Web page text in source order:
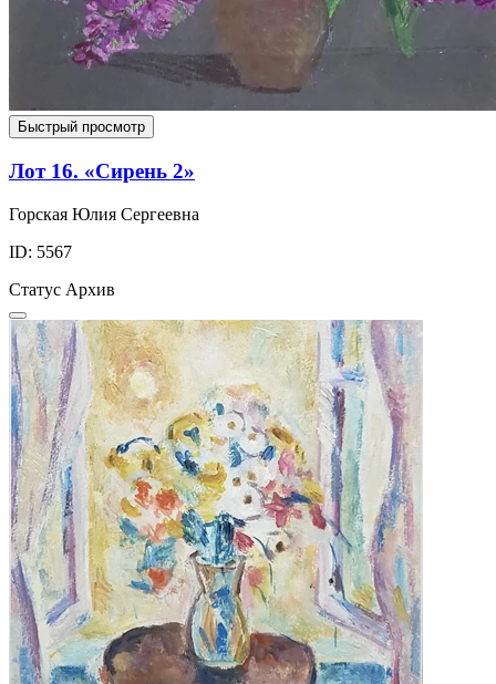
Быстрый просмотр
Лот 16. «Сирень 2»
Горская Юлия Сергеевна
ID: 5567
Статус Архив